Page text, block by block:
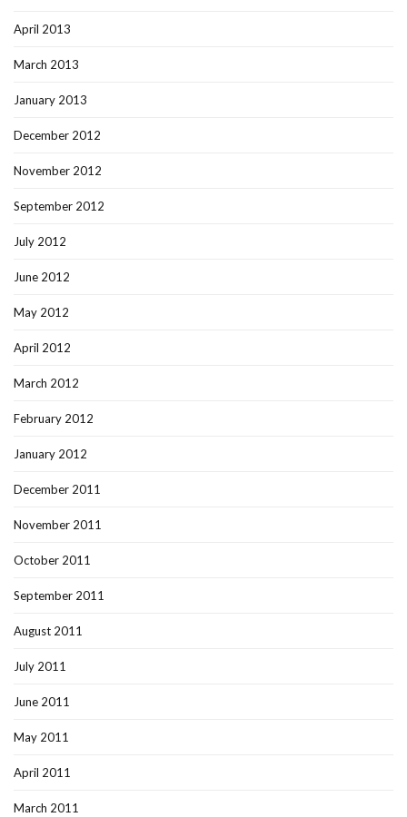
April 2013
March 2013
January 2013
December 2012
November 2012
September 2012
July 2012
June 2012
May 2012
April 2012
March 2012
February 2012
January 2012
December 2011
November 2011
October 2011
September 2011
August 2011
July 2011
June 2011
May 2011
April 2011
March 2011